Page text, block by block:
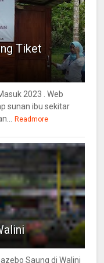
Tiket
2023 . Web
sunan ibu sekitar
Readmore
Saung di Walini